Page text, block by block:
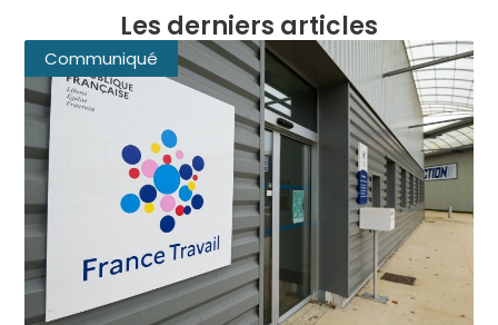
Communiqué
Les derniers articles